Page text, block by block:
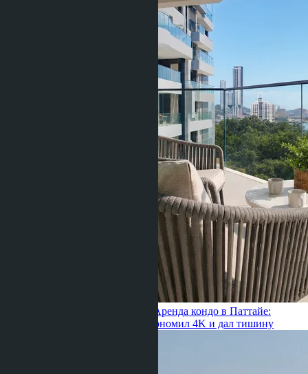
Аренда кондо в Паттайе:
переезд из центра в Наклыа сэкономил 4K и дал тишину